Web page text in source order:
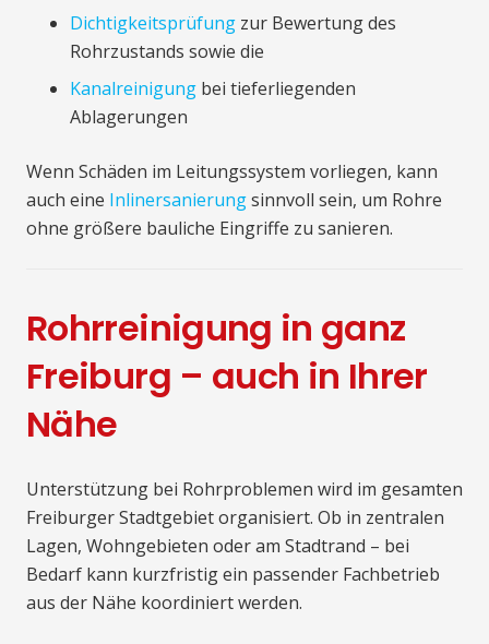
Dichtigkeitsprüfung zur Bewertung des
Rohrzustands sowie die
Kanalreinigung bei tieferliegenden
Ablagerungen
Wenn Schäden im Leitungssystem vorliegen, kann
auch eine Inlinersanierungsinnvoll sein, um Rohre
ohne größere bauliche Eingriffe zu sanieren.
Rohrreinigung in ganz
Freiburg – auch in Ihrer
Nähe
Unterstützung bei Rohrproblemen wird im gesamten
Freiburger Stadtgebiet organisiert. Ob in zentralen
Lagen, Wohngebieten oder am Stadtrand – bei
Bedarf kann kurzfristig ein passender Fachbetrieb
aus der Nähe koordiniert werden.